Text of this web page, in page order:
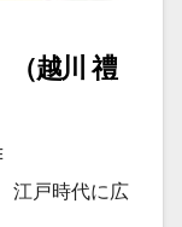
（越川 禮
江戸時代に広